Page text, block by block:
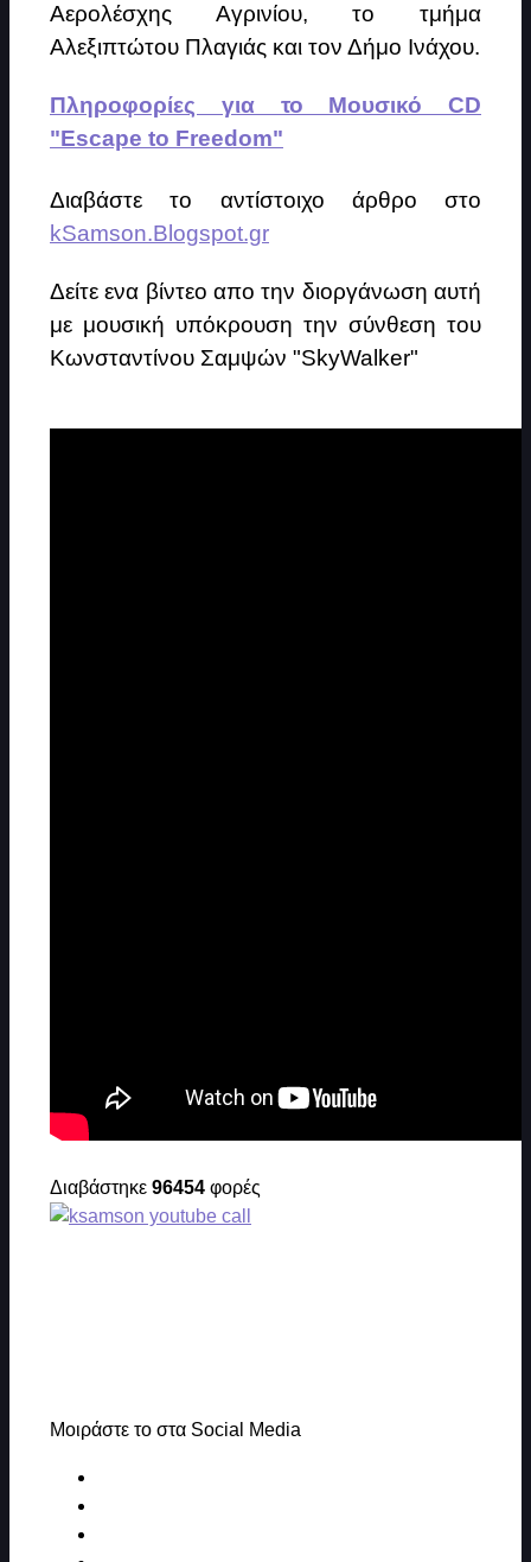
Αερολέσχης Αγρινίου, το τμήμα
Αλεξιπτώτου Πλαγιάς και τον Δήμο Ινάχου.
Πληροφορίες για το Μουσικό CD
"Escape to Freedom"
Διαβάστε το αντίστοιχο άρθρο στο
kSamson.Blogspot.gr
Δείτε ενα βίντεο απο την διοργάνωση αυτή
με μουσική υπόκρουση την σύνθεση του
Κωνσταντίνου Σαμψών "SkyWalker"
Διαβάστηκε 96454 φορές
Μοιράστε το στα Social Media